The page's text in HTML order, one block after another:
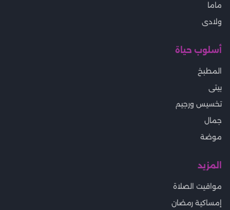
ماما
ولادى
أسلوب حياة
المطبخ
بيتى
تخسيس ورجيم
جمال
موضة
المزيد
مواقيت الصلاة
إمساكية رمضان